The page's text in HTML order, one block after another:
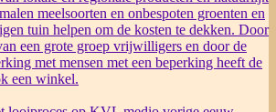
meelsoorten en onbespoten groenten en
tuin helpen om de kosten te dekken. Door
een grote groep vrijwilligers en door de
met mensen met een beperking heeft de
een winkel.